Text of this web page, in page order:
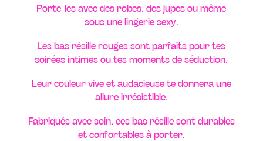
Porte-les avec des robes, des jupes ou même
sous une lingerie sexy.
Les bas résille rouges sont parfaits pour tes
soirées intimes ou tes moments de séduction.
Leur couleur vive et audacieuse te donnera une
allure irrésistible.
Fabriqués avec soin, ces bas résille sont durables
et confortables à porter.